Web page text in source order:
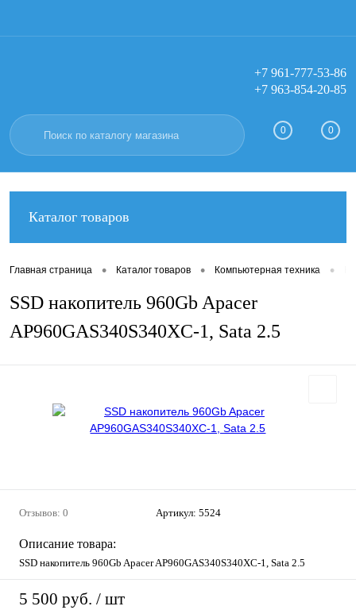
Вход Регистрация
+7 961-777-53-86
+7 963-854-20-85
0 0
Каталог товаров
Главная страница • Каталог товаров • Компьютерная техника •
SSD накопитель 960Gb Apacer
AP960GAS340S340XC-1, Sata 2.5
Отзывов: 0 Артикул: 5524
Описание товара:
SSD накопитель 960Gb Apacer AP960GAS340S340XC-1, Sata 2.5
5 500 руб. / шт